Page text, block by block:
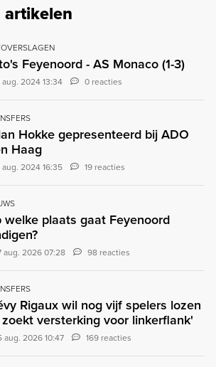
artikelen
Feyenoord - AS Monaco (1-3)
aug. 2024 13:34 0 reacties
Hokke gepresenteerd bij ADO
Haag
aug. 2024 16:35 19 reacties
welke plaats gaat Feyenoord
aug. 2026 07:28 98 reacties
Rigaux wil nog vijf spelers lozen
versterking voor linkerflank'
aug. 2026 10:47 169 reacties